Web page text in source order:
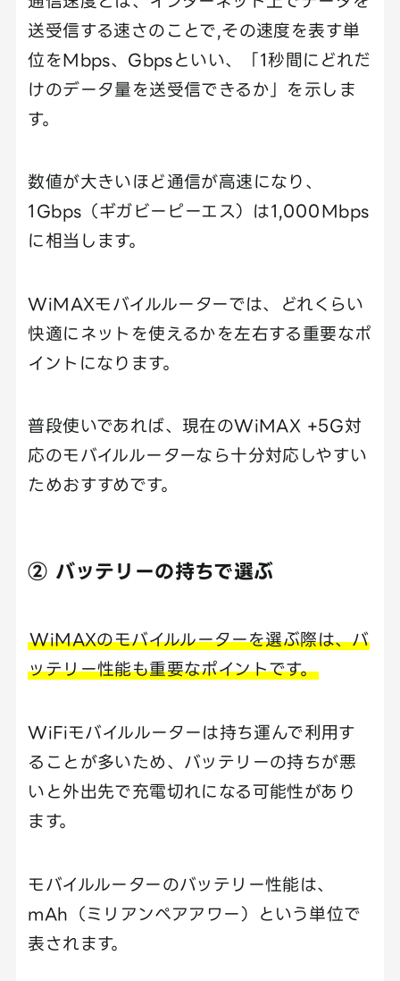
送受信する速さのことで,その速度を表す単
位をMbps、Gbpsといい、「1秒間にどれだ
けのデータ量を送受信できるか」を示しま
す。
数値が大きいほど通信が高速になり、
1Gbps（ギガビーピーエス）は1,000Mbps
に相当します。
WiMAXモバイルルーターでは、どれくらい
快適にネットを使えるかを左右する重要なポ
イントになります。
普段使いであれば、現在のWiMAX +5G対
応のモバイルルーターなら十分対応しやすい
ためおすすめです。
② バッテリーの持ちで選ぶ
WiMAXのモバイルルーターを選ぶ際は、バ
ッテリー性能も重要なポイントです。
WiFiモバイルルーターは持ち運んで利用す
ることが多いため、バッテリーの持ちが悪
いと外出先で充電切れになる可能性があり
ます。
モバイルルーターのバッテリー性能は、
mAh（ミリアンペアアワー）という単位で
表されます。